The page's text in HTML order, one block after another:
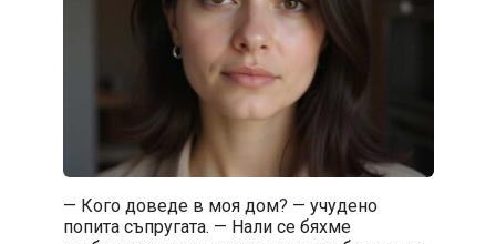
— Кого доведе в моя дом? — учудено
попита съпругата. — Нали се бяхме